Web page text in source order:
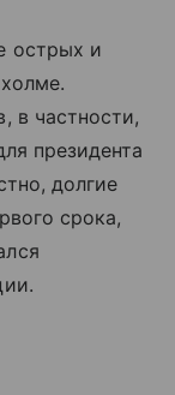
острых и
в частности,
президента
долгие
срока,